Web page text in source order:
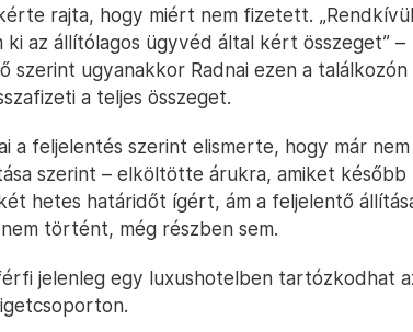
rajta, hogy miért nem fizetett. „Rendkívül
az állítólagos ügyvéd által kért összeget” –
szerint ugyanakkor Radnai ezen a találkozón
a teljes összeget.
a feljelentés szerint elismerte, hogy már nem
szerint – elköltötte árukra, amiket később
hetes határidőt ígért, ám a feljelentő
történt, még részben sem.
jelenleg egy luxushotelben tartózkodhat